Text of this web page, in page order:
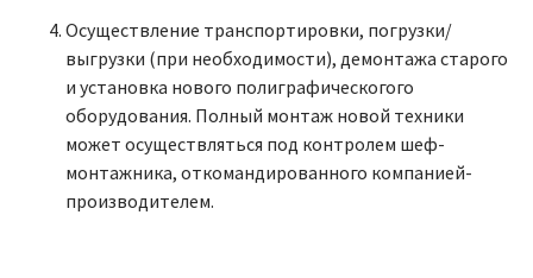
Осуществление транспортировки, погрузки/
выгрузки (при необходимости), демонтажа старого
и установка нового полиграфическогого
оборудования. Полный монтаж новой техники
может осуществляться под контролем шеф-
монтажника, откомандированного компанией-
производителем.